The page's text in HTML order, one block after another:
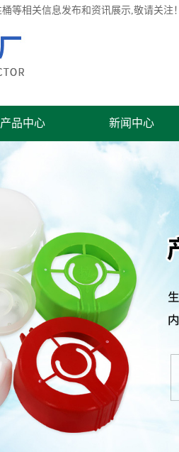
等相关信息发布和资讯展示,敬请关注！
产品中心 新闻中心